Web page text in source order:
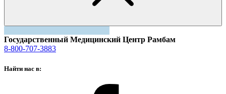
Государственный Медицинский Центр Рамбам
8-800-707-3883
Найти нас в: